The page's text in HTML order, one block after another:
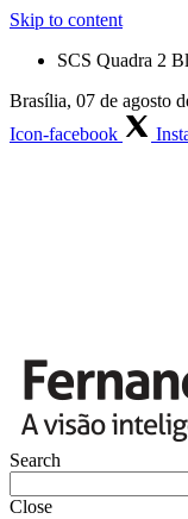
Skip to content
SCS Quadra 2
Brasília, 07 de agosto
Icon-facebook
Search
Close